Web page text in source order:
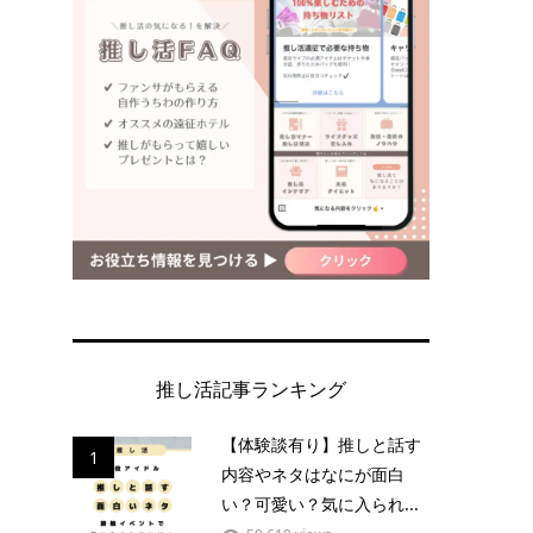
推し活記事ランキング
1
【体験談有り】推しと話す
内容やネタはなにが面白
い？可愛い？気に入られ...